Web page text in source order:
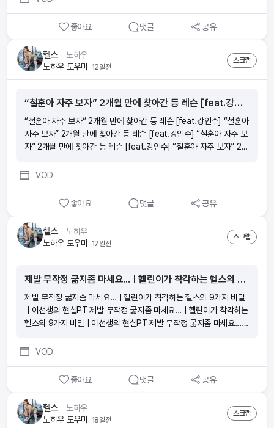
좋아요 댓글 공유
헬스 ᆞ 노하우
노하우 도우미
12일전
스크랩
“철훈아 자주 보자” 2개월 만에 찾아간 등 레슨 [feat.강인수]
“철훈아 자주 보자” 2개월 만에 찾아간 등 레슨 [feat.강인수] “철훈아
자주 보자” 2개월 만에 찾아간 등 레슨 [feat.강인수] “철훈아 자주 보
자” 2개월 만에 찾아간 등 레슨 [feat.강인수] “철훈아 자주 보자” 2개
VOD
좋아요 댓글 공유
헬스 ᆞ 노하우
노하우 도우미
17일전
스크랩
제발 무작정 굶지좀 마세요...ㅣ헬린이가 착각하는 헬스의 9가지 비밀ㅣ이선생의 현실PT
제발 무작정 굶지좀 마세요...ㅣ헬린이가 착각하는 헬스의 9가지 비밀
ㅣ이선생의 현실PT 제발 무작정 굶지좀 마세요...ㅣ헬린이가 착각하는
헬스의 9가지 비밀ㅣ이선생의 현실PT 제발 무작정 굶지좀 마세요...ㅣ
굶지좀 마세요...ㅣ헬린이가 착각하는 헬스의 9가지 비밀ㅣ이선생의
VOD
좋아요 댓글 공유
헬스 ᆞ 노하우
노하우 도우미
18일전
스크랩